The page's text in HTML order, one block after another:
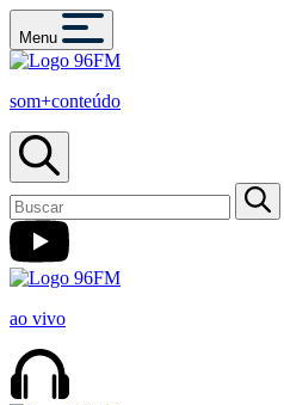
Menu
som+conteúdo
ao vivo